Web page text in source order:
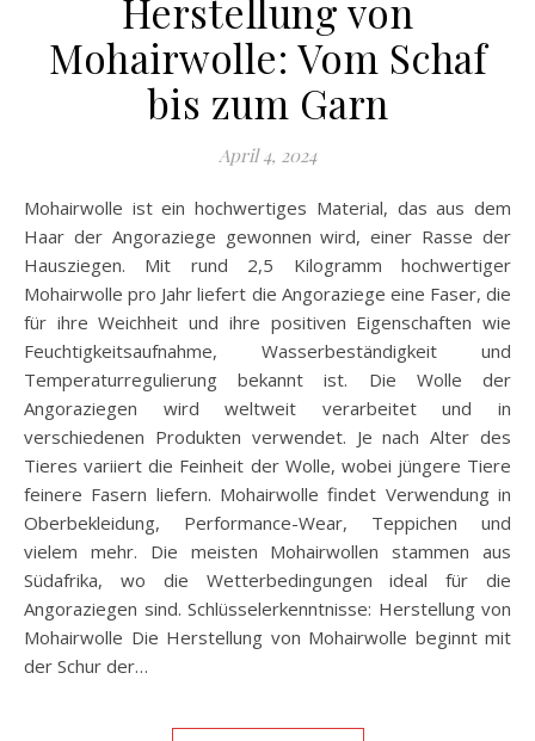
Herstellung von
Mohairwolle: Vom Schaf
bis zum Garn
April 4, 2024
Mohairwolle ist ein hochwertiges Material, das aus dem
Haar der Angoraziege gewonnen wird, einer Rasse der
Hausziegen. Mit rund 2,5 Kilogramm hochwertiger
Mohairwolle pro Jahr liefert die Angoraziege eine Faser, die
für ihre Weichheit und ihre positiven Eigenschaften wie
Feuchtigkeitsaufnahme, Wasserbeständigkeit und
Temperaturregulierung bekannt ist. Die Wolle der
Angoraziegen wird weltweit verarbeitet und in
verschiedenen Produkten verwendet. Je nach Alter des
Tieres variiert die Feinheit der Wolle, wobei jüngere Tiere
feinere Fasern liefern. Mohairwolle findet Verwendung in
Oberbekleidung, Performance-Wear, Teppichen und
vielem mehr. Die meisten Mohairwollen stammen aus
Südafrika, wo die Wetterbedingungen ideal für die
Angoraziegen sind. Schlüsselerkenntnisse: Herstellung von
Mohairwolle Die Herstellung von Mohairwolle beginnt mit
der Schur der…